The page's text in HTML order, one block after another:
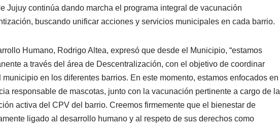
Jujuy continúa dando marcha el programa integral de vacunación
buscando unificar acciones y servicios municipales en cada barrio.
Humano, Rodrigo Altea, expresó que desde el Municipio, “estamos
a través del área de Descentralización, con el objetivo de coordinar
en los diferentes barrios. En este momento, estamos enfocados en
responsable de mascotas, junto con la vacunación pertinente a cargo de la
activa del CPV del barrio. Creemos firmemente que el bienestar de
ligado al desarrollo humano y al respeto de sus derechos como